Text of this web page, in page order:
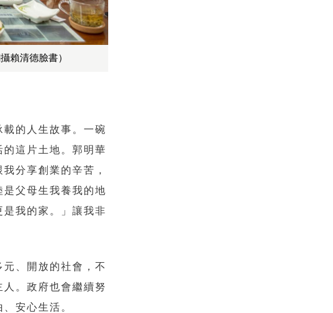
賴清德臉書）
的人生故事。一碗
這片土地。郭明華
分享創業的辛苦，
父母生我養我的地
我的家。」讓我非
、開放的社會，不
。政府也會繼續努
安心生活。